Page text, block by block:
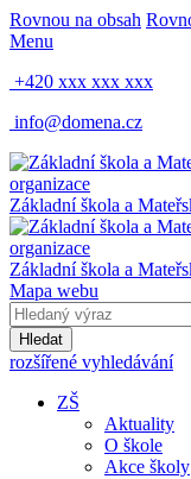
Rovnou na obsah
Menu
+420 xxx xxx xxx
info@domena.cz
Základní škola a
Základní škola a
Mapa webu
Hledat
rozšířené vyhledávání
ZŠ
Aktuality
O škole
Akce školy